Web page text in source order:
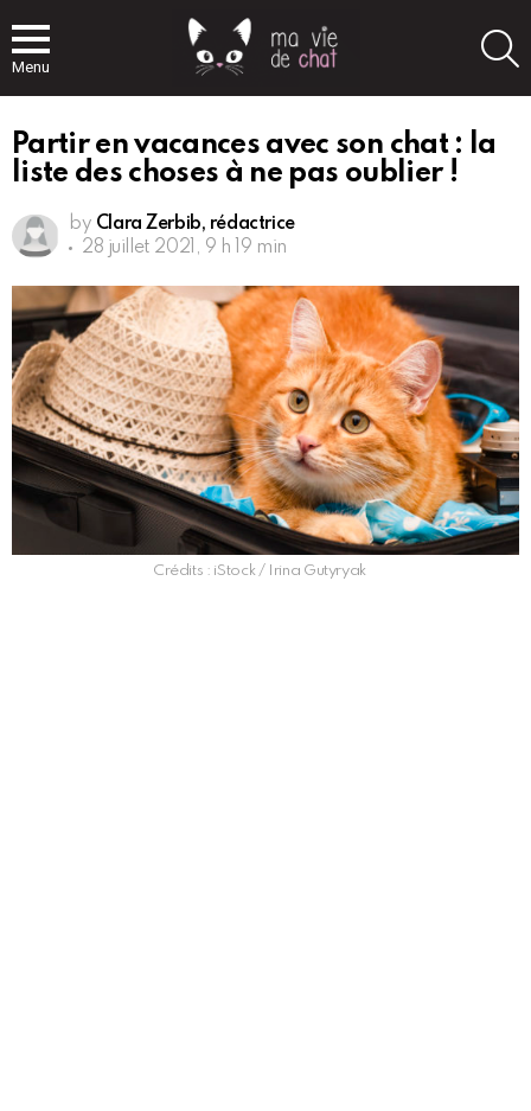
Menu
Partir en vacances avec son chat : la
liste des choses à ne pas oublier !
by Clara Zerbib, rédactrice
28 juillet 2021, 9 h 19 min
Crédits : iStock / Irina Gutyryak